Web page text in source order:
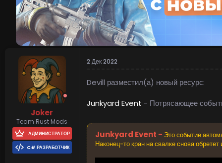
Joker
Team Rust Mods
АДМИНИСТРАТОР
C# РАЗРАБОТЧИК
2 Дек 2022
Devill разместил(а) новый ресурс:
Junkyard Event - Потрясающее
Junkyard Event - Это событие
Наконец-то кран на свалке снова